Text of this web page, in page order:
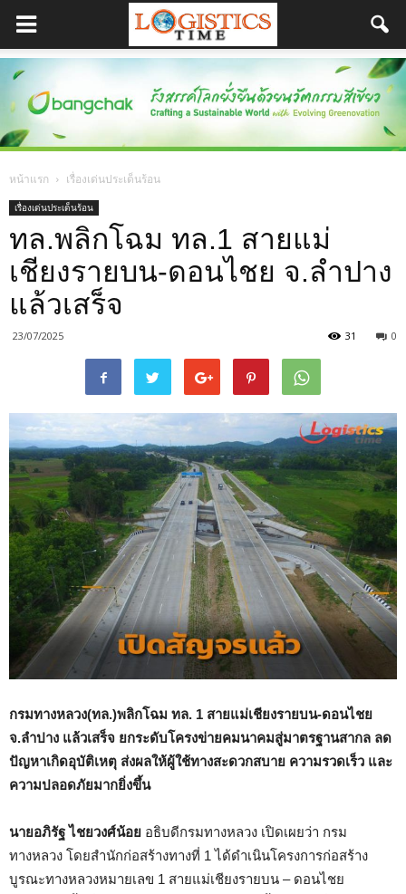
หน้าแรก เรื่องเด่นประเด็นร้อน
เรื่องเด่นประเด็นร้อน
ทล.พลิกโฉม ทล.1 สายแม่
เชียงรายบน-ดอนไชย จ.ลำปาง
แล้วเสร็จ
23/07/2025 0
31
กรมทางหลวง(ทล.)พลิกโฉม ทล. 1 สายแม่เชียงรายบน-ดอนไชย
จ.ลำปาง แล้วเสร็จ ยกระดับโครงข่ายคมนาคมสู่มาตรฐานสากล ลด
ปัญหาเกิดอุบัติเหตุ ส่งผลให้ผู้ใช้ทางสะดวกสบาย ความรวดเร็ว และ
ความปลอดภัยมากยิ่งขึ้น
นายอภิรัฐ ไชยวงศ์น้อย อธิบดีกรมทางหลวง เปิดเผยว่า กรม
ทางหลวง โดยสำนักก่อสร้างทางที่ 1 ได้ดำเนินโครงการก่อสร้าง
บูรณะทางหลวงหมายเลข 1 สายแม่เชียงรายบน – ดอนไชย